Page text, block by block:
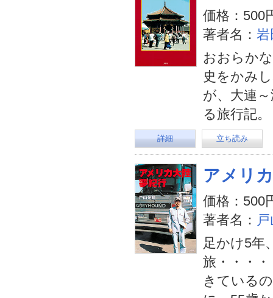
価格：500
著者名： 岩
おおらか
史をかみ
が、大連
る旅行記。
詳細 立ち読み
アメリ
価格：500
著者名：
足かけ5年
旅・・・
きている